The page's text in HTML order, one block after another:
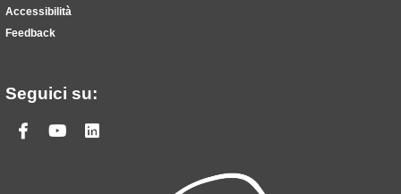
Accessibilità
Feedback
Seguici su:
Facebook
Youtube